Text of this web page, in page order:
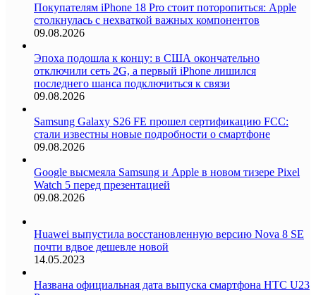
Покупателям iPhone 18 Pro стоит поторопиться: Apple
столкнулась с нехваткой важных компонентов
09.08.2026
Эпоха подошла к концу: в США окончательно
отключили сеть 2G, а первый iPhone лишился
последнего шанса подключиться к связи
09.08.2026
Samsung Galaxy S26 FE прошел сертификацию FCC:
стали известны новые подробности о смартфоне
09.08.2026
Google высмеяла Samsung и Apple в новом тизере Pixel
Watch 5 перед презентацией
09.08.2026
Huawei выпустила восстановленную версию Nova 8 SE
почти вдвое дешевле новой
14.05.2023
Названа официальная дата выпуска смартфона HTC U23